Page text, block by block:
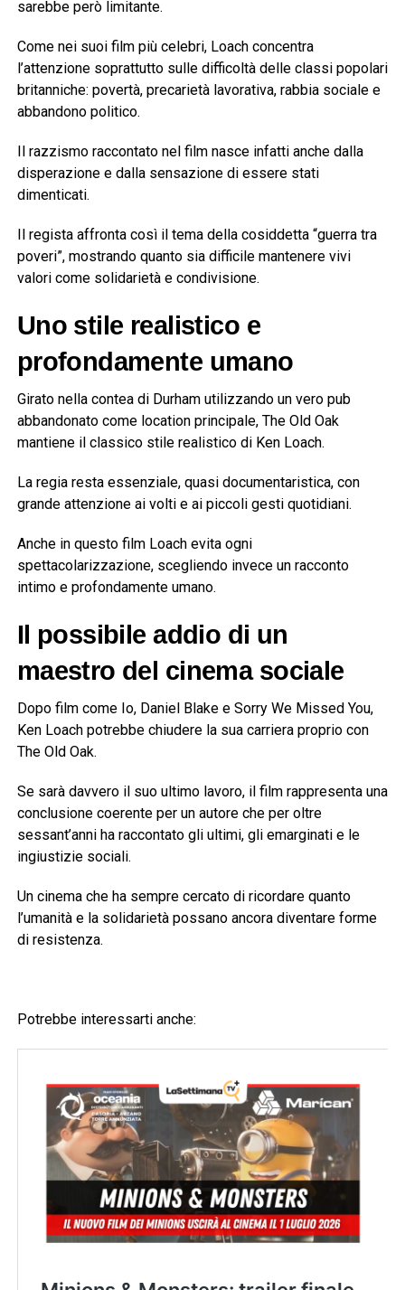
sarebbe però limitante.
Come nei suoi film più celebri, Loach concentra
l’attenzione soprattutto sulle difficoltà delle classi popolari
britanniche: povertà, precarietà lavorativa, rabbia sociale e
abbandono politico.
Il razzismo raccontato nel film nasce infatti anche dalla
disperazione e dalla sensazione di essere stati
dimenticati.
Il regista affronta così il tema della cosiddetta “guerra tra
poveri”, mostrando quanto sia difficile mantenere vivi
valori come solidarietà e condivisione.
Uno stile realistico e
profondamente umano
Girato nella contea di Durham utilizzando un vero pub
abbandonato come location principale, The Old Oak
mantiene il classico stile realistico di Ken Loach.
La regia resta essenziale, quasi documentaristica, con
grande attenzione ai volti e ai piccoli gesti quotidiani.
Anche in questo film Loach evita ogni
spettacolarizzazione, scegliendo invece un racconto
intimo e profondamente umano.
Il possibile addio di un
maestro del cinema sociale
Dopo film come Io, Daniel Blakee Sorry We Missed You,
Ken Loach potrebbe chiudere la sua carriera proprio con
The Old Oak.
Se sarà davvero il suo ultimo lavoro, il film rappresenta una
conclusione coerente per un autore che per oltre
sessant’anni ha raccontato gli ultimi, gli emarginati e le
ingiustizie sociali.
Un cinema che ha sempre cercato di ricordare quanto
l’umanità e la solidarietà possano ancora diventare forme
di resistenza.
Potrebbe interessarti anche: